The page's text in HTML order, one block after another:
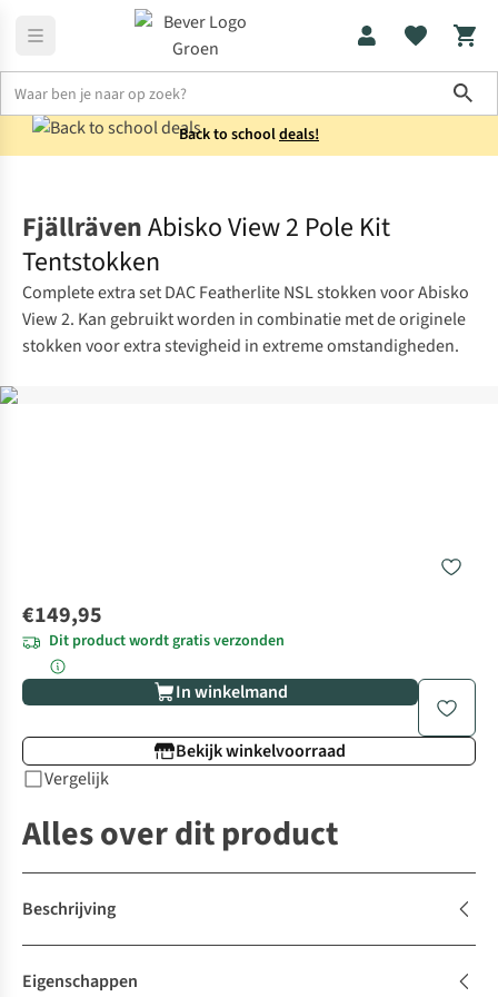
Back to schooldeals!
FjällrävenAbisko View 2 Pole Kit
Tentstokken
Complete extra set DAC Featherlite NSL stokken voor Abisko
View 2. Kan gebruikt worden in combinatie met de originele
stokken voor extra stevigheid in extreme omstandigheden.
€149,95
Dit product wordt gratis verzonden
In winkelmand
Bekijk winkelvoorraad
Vergelijk
Alles over dit product
Beschrijving
Eigenschappen